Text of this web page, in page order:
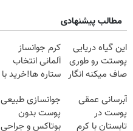
مطالب پیشنهادی
این گیاه دریایی
پوستت رو طوری
صاف میکنه انگار
شدی🔥
کرم جوانساز
آلمانی انتخاب
ستاره ها!خرید با
آبرسانی عمقی
پوست در
تابستان با کرم
جوانسازی طبیعی
پوست بدون
بوتاکس و جراحی